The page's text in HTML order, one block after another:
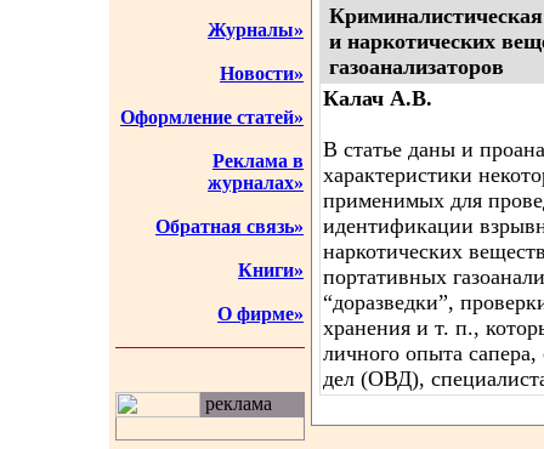
Журналы»
Новости»
Оформление статей»
Реклама в
журналах»
Обратная связь»
Книги»
О фирме»
реклама
и наркотических
газоанализаторов
Калач А.В.
В статье даны и
характеристики
применимых для
идентификации
наркотических
портативных
“доразведки”,
хранения и т. п.,
личного опыта
дел (ОВД),